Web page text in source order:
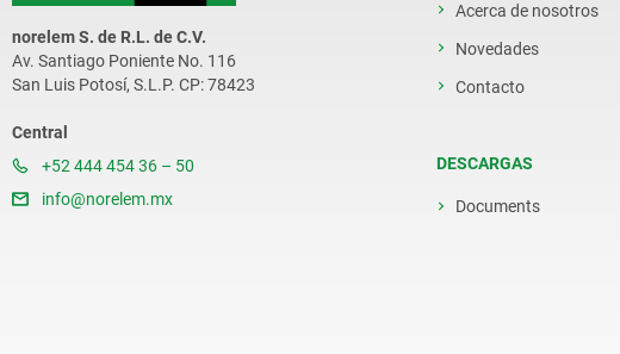
norelem S. de R.L. de C.V.
Av. Santiago Poniente No. 116
San Luis Potosí, S.L.P. CP: 78423
Central
+52 444 454 36 – 50
info@norelem.mx
Acerca de nosotros
Novedades
Contacto
DESCARGAS
Documents